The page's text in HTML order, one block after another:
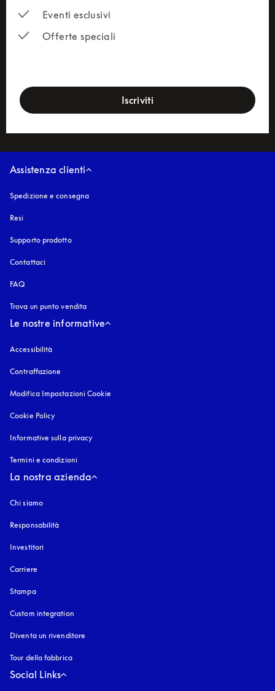
Eventi esclusivi
Offerte speciali
Iscriviti
Assistenza clienti
Spedizione e consegna
Resi
Supporto prodotto
Contattaci
FAQ
Trova un punto vendita
Le nostre informative
Accessibilità
Contraffazione
Modifica Impostazioni Cookie
Cookie Policy
Informative sulla privacy
Termini e condizioni
La nostra azienda
Chi siamo
Responsabilità
Investitori
Carriere
Stampa
Custom integration
Diventa un rivenditore
Tour della fabbrica
Social Links